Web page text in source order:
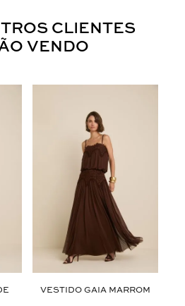
CLIENTES
VENDO
VESTIDO GAIA MARROM